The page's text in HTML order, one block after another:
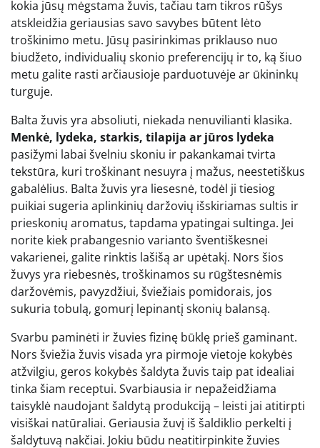
kokia jūsų mėgstama žuvis, tačiau tam tikros rūšys
atskleidžia geriausias savo savybes būtent lėto
troškinimo metu. Jūsų pasirinkimas priklauso nuo
biudžeto, individualių skonio preferencijų ir to, ką šiuo
metu galite rasti arčiausioje parduotuvėje ar ūkininkų
turguje.
Balta žuvis yra absoliuti, niekada nenuvilianti klasika.
Menkė, lydeka, starkis, tilapija ar jūros lydeka
pasižymi labai švelniu skoniu ir pakankamai tvirta
tekstūra, kuri troškinant nesuyra į mažus, neestetiškus
gabalėlius. Balta žuvis yra liesesnė, todėl ji tiesiog
puikiai sugeria aplinkinių daržovių išskiriamas sultis ir
prieskonių aromatus, tapdama ypatingai sultinga. Jei
norite kiek prabangesnio varianto šventiškesnei
vakarienei, galite rinktis lašišą ar upėtakį. Nors šios
žuvys yra riebesnės, troškinamos su rūgštesnėmis
daržovėmis, pavyzdžiui, šviežiais pomidorais, jos
sukuria tobulą, gomurį lepinantį skonių balansą.
Svarbu paminėti ir žuvies fizinę būklę prieš gaminant.
Nors šviežia žuvis visada yra pirmoje vietoje kokybės
atžvilgiu, geros kokybės šaldyta žuvis taip pat idealiai
tinka šiam receptui. Svarbiausia ir nepažeidžiama
taisyklė naudojant šaldytą produkciją – leisti jai atitirpti
visiškai natūraliai. Geriausia žuvį iš šaldiklio perkelti į
šaldytuvą nakčiai. Jokiu būdu neatitirpinkite žuvies